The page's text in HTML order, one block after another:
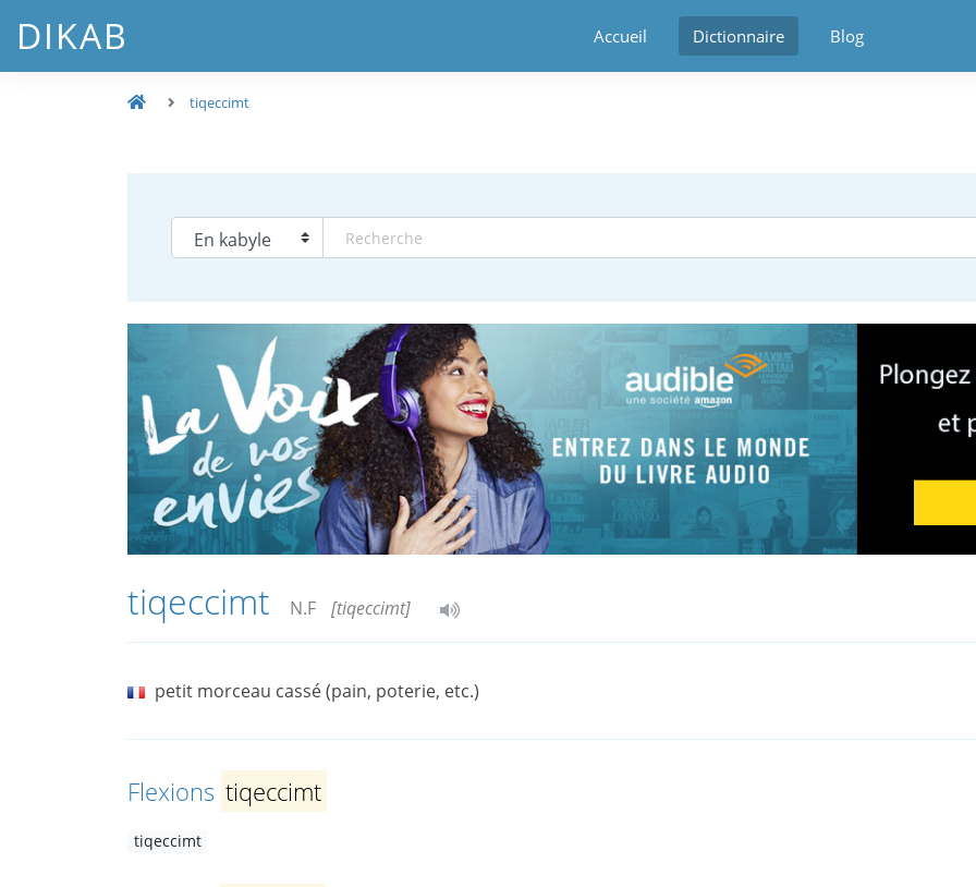
DIKAB Accueil Dictionnaire Blog
tiqeccimt
tiqeccimt N.F [tiqeccimt]
petit morceau cassé (pain, poterie, etc.)
Flexions tiqeccimt
tiqeccimt